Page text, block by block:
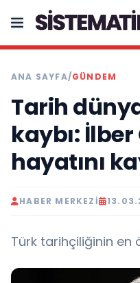
ANA SAYFA/GÜNDEM
Tarih
kaybı: İlber
hayatını
HABER MERKEZI
Türk tarihçiliğinin en